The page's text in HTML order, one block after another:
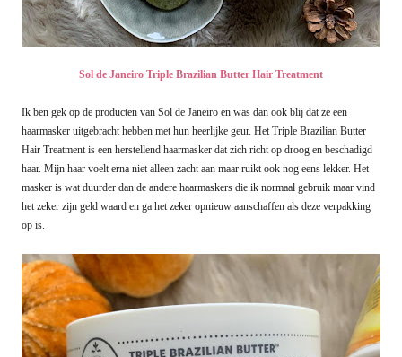
Sol de Janeiro Triple Brazilian Butter Hair Treatment
Ik ben gek op de producten van Sol de Janeiro en was dan ook blij dat ze een
haarmasker uitgebracht hebben met hun heerlijke geur. Het Triple Brazilian Butter
Hair Treatment is een herstellend haarmasker dat zich richt op droog en beschadigd
haar. Mijn haar voelt erna niet alleen zacht aan maar ruikt ook nog eens lekker. Het
masker is wat duurder dan de andere haarmaskers die ik normaal gebruik maar vind
het zeker zijn geld waard en ga het zeker opnieuw aanschaffen als deze verpakking
op is.